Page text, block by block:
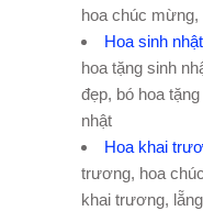
hoa chúc
Hoa sinh nhật
hoa tặng sinh
đẹp, bó hoa
nhật
Hoa khai
trương, hoa
khai trương,